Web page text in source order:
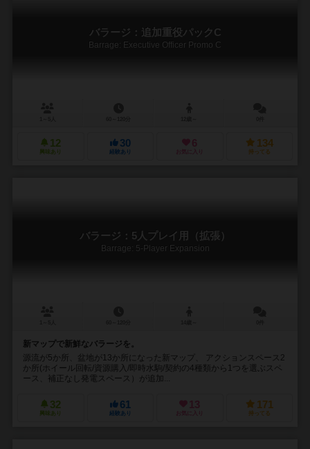
バラージ：追加重役パックC
Barrage: Executive Officer Promo C
12
興味あり
30
経験あり
6
お気に入り
134
持ってる
バラージ：5人プレイ用（拡張）
Barrage: 5-Player Expansion
新マップで新鮮なバラージを。
源流が5か所、盆地が13か所になった新マップ、 アクションスペース2
か所(ホイール回転/資源購入/即時水駒/契約の4種類から1つを選ぶスペ
ース、補正なし発電スペース）が追加...
32
興味あり
61
経験あり
13
お気に入り
171
持ってる